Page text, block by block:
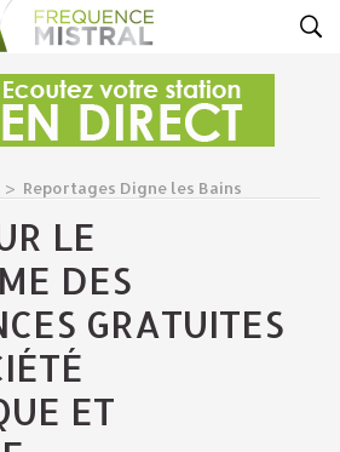
> Reportages Digne les Bains
LE
DES
GRATUITES
ET